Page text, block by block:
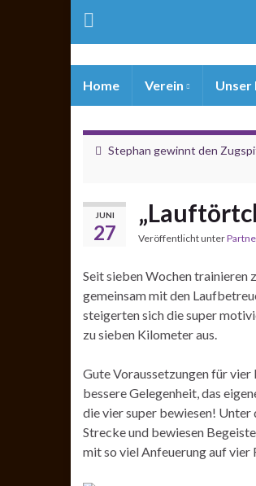
Home Verein
Stephan gewinnt den
JUNI
27 Veröffentlicht unter
Seit sieben Wochen trainieren
gemeinsam mit den
steigerten sich die super
zu sieben Kilometer aus.
Gute Voraussetzungen für vier
bessere Gelegenheit, das
die vier super bewiesen!
Strecke und bewiesen
mit so viel Anfeuerung auf vier